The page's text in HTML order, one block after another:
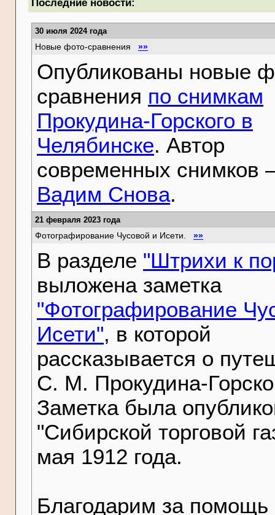
Последние новости:
30 июля 2024 года
Новые фото-сравнения »»
Опубликованы новые
сравнения по снимкам
Прокудина-Горского в
Челябинске. Автор
современных снимков
Вадим Снова.
21 февраля 2023 года
Фотографирование Чусовой и Исети. »»
В разделе "Штрихи к
выложена заметка
"Фотографирование
Исети", в которой
рассказывается о
С. М. Прокудина-
Заметка была
"Сибирской торговой
мая 1912 года.
Благодарим за помощь